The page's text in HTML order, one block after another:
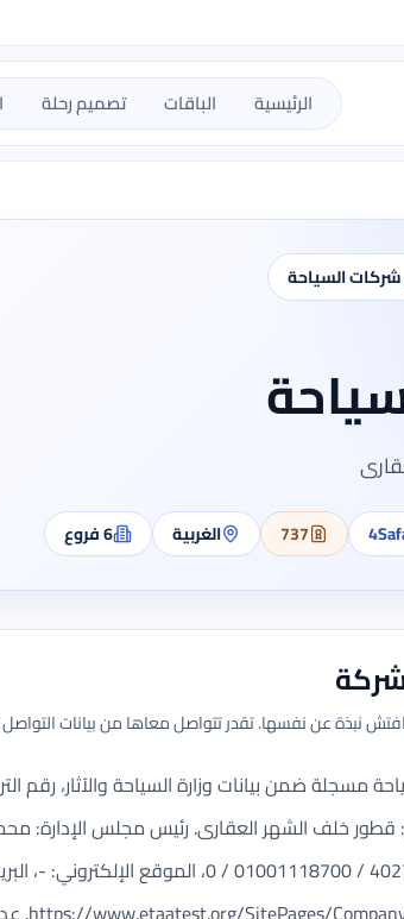
الرئيسية الباقات تصميم رحلة
السياحة
737 الغربية 6فروع
نبذة عن نفسها. تقدر تتواصل معاها من بيانات
قطور خلف الشهر العقارى. رئيس مجلس الإدارة: